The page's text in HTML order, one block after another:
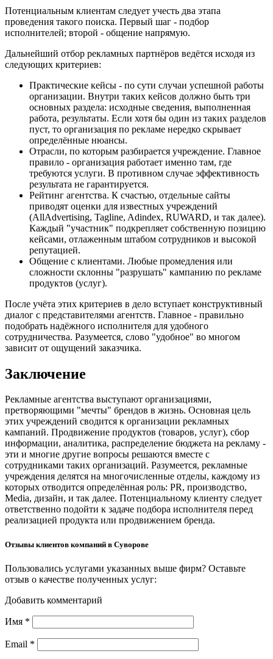
Потенциальным клиентам следует учесть два этапа
проведения такого поиска. Первый шаг - подбор
исполнителей; второй - общение напрямую.
Дальнейший отбор рекламных партнёров ведётся исходя из
следующих критериев:
Практические кейсы - по сути случаи успешной работы
организации. Внутри таких кейсов должно быть три
основных раздела: исходные сведения, выполненная
работа, результаты. Если хотя бы один из таких разделов
пуст, то организация по рекламе нередко скрывает
определённые нюансы.
Отрасли, по которым разбирается учреждение. Главное
правило - организация работает именно там, где
требуются услуги. В противном случае эффективность
результата не гарантируется.
Рейтинг агентства. К счастью, отдельные сайты
приводят оценки для известных учреждений
(AllAdvertising, Tagline, Adindex, RUWARD, и так далее).
Каждый "участник" подкрепляет собственную позицию
кейсами, отлаженным штабом сотрудников и высокой
репутацией.
Общение с клиентами. Любые промедления или
сложности склонны "разрушать" кампанию по рекламе
продуктов (услуг).
После учёта этих критериев в дело вступает конструктивный
диалог с представителями агентств. Главное - правильно
подобрать надёжного исполнителя для удобного
сотрудничества. Разумеется, слово "удобное" во многом
зависит от ощущений заказчика.
Заключение
Рекламные агентства выступают организациями,
претворяющими "мечты" брендов в жизнь. Основная цель
этих учреждений сводится к организации рекламных
кампаний. Продвижение продуктов (товаров, услуг), сбор
информации, аналитика, распределение бюджета на рекламу -
эти и многие другие вопросы решаются вместе с
сотрудниками таких организаций. Разумеется, рекламные
учреждения делятся на многочисленные отделы, каждому из
которых отводится определённая роль: PR, производство,
Media, дизайн, и так далее. Потенциальному клиенту следует
ответственно подойти к задаче подбора исполнителя перед
реализацией продукта или продвижением бренда.
Отзывы клиентов компаний в Суворове
Пользовались услугами указанных выше фирм? Оставьте
отзыв о качестве полученных услуг:
Добавить комментарий
Имя *
Email *